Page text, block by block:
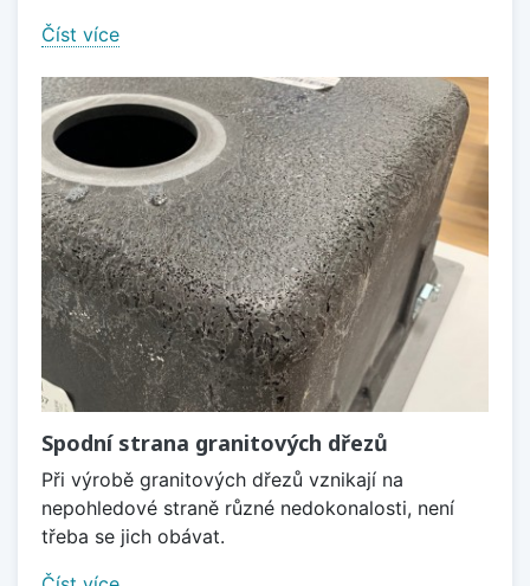
Číst více
Spodní strana granitových dřezů
Při výrobě granitových dřezů vznikají na
nepohledové straně různé nedokonalosti, není
třeba se jich obávat.